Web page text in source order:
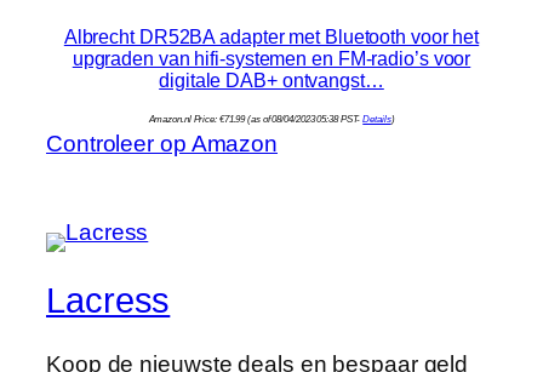
Albrecht DR52BA adapter met Bluetooth voor het
upgraden van hifi-systemen en FM-radio’s voor
digitale DAB+ ontvangst…
Amazon.nl Price: €71.99(as of 08/04/2023 05:38 PST-Details)
Controleer op Amazon
Lacress
Koop de nieuwste deals en bespaar geld